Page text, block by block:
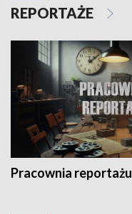
REPORTAŻE
Pracownia reportażu